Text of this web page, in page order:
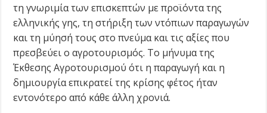
τη γνωριμία των επισκεπτών με προϊόντα της
ελληνικής γης, τη στήριξη των ντόπιων παραγωγών
και τη μύησή τους στο πνεύμα και τις αξίες που
πρεσβεύει ο αγροτουρισμός. Το μήνυμα της
Έκθεσης Αγροτουρισμού ότι η παραγωγή και η
δημιουργία επικρατεί της κρίσης φέτος ήταν
εντονότερο από κάθε άλλη χρονιά.